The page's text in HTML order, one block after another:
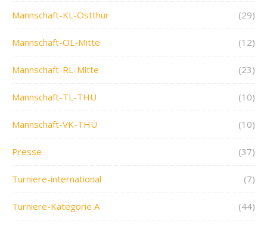
Mannschaft-KL-Ostthür (29)
Mannschaft-OL-Mitte (12)
Mannschaft-RL-Mitte (23)
Mannschaft-TL-THÜ (10)
Mannschaft-VK-THÜ (10)
Presse (37)
Turniere-international (7)
Turniere-Kategorie A (44)